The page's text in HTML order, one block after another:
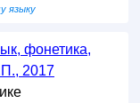
языку
фонетика,
2017